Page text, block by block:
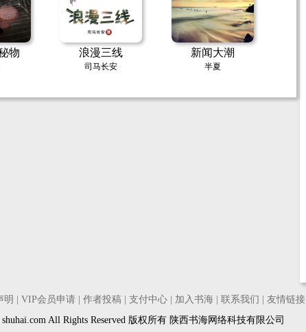
物 浪漫三线
司马长安
新闻大潮
半夏
明 VIP会员申请| 作者投稿| 支付中心| 加入书海| 联系我们
友情链接
All Rights Reserved 版权所有 陕西书海网络科技有限公司